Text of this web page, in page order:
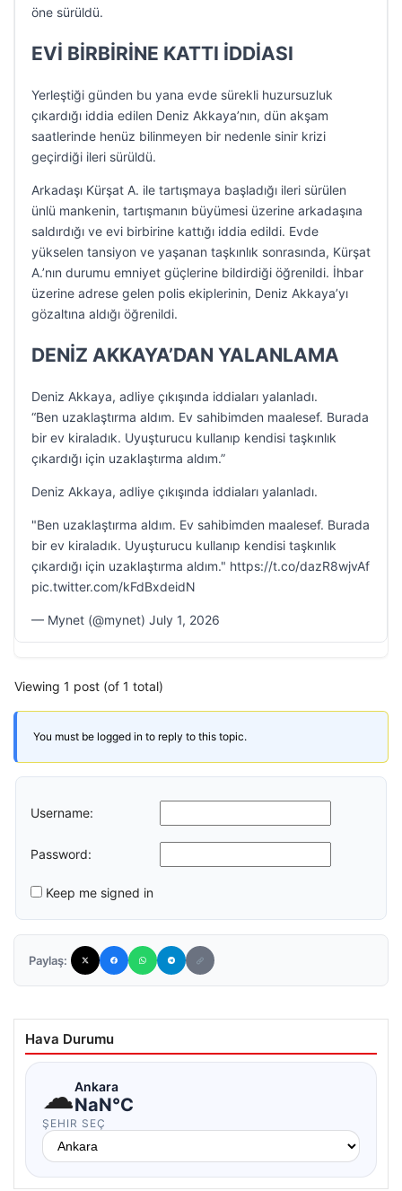
öne sürüldü.
EVİ BİRBİRİNE KATTI İDDİASI
Yerleştiği günden bu yana evde sürekli huzursuzluk
çıkardığı iddia edilen Deniz Akkaya’nın, dün akşam
saatlerinde henüz bilinmeyen bir nedenle sinir krizi
geçirdiği ileri sürüldü.
Arkadaşı Kürşat A. ile tartışmaya başladığı ileri sürülen
ünlü mankenin, tartışmanın büyümesi üzerine arkadaşına
saldırdığı ve evi birbirine kattığı iddia edildi. Evde
yükselen tansiyon ve yaşanan taşkınlık sonrasında, Kürşat
A.’nın durumu emniyet güçlerine bildirdiği öğrenildi. İhbar
üzerine adrese gelen polis ekiplerinin, Deniz Akkaya’yı
gözaltına aldığı öğrenildi.
DENİZ AKKAYA’DAN YALANLAMA
Deniz Akkaya, adliye çıkışında iddiaları yalanladı.
“Ben uzaklaştırma aldım. Ev sahibimden maalesef. Burada
bir ev kiraladık. Uyuşturucu kullanıp kendisi taşkınlık
çıkardığı için uzaklaştırma aldım.”
Deniz Akkaya, adliye çıkışında iddiaları yalanladı.
"Ben uzaklaştırma aldım. Ev sahibimden maalesef. Burada
bir ev kiraladık. Uyuşturucu kullanıp kendisi taşkınlık
çıkardığı için uzaklaştırma aldım." https://t.co/dazR8wjvAf
pic.twitter.com/kFdBxdeidN
— Mynet (@mynet) July 1, 2026
Viewing 1 post (of 1 total)
You must be logged in to reply to this topic.
Username:
Password:
Keep me signed in
Paylaş:
Hava Durumu
☁Ankara
NaN°C
ŞEHIR SEÇ